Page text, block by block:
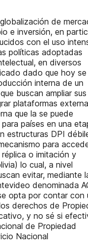
de
e inversión, en
con el uso
políticas adoptadas
en diversos
dado que hoy se
interna de un
buscan ampliar sus
plataformas
que la se puede
países en una
estructuras DPI
para
o imitación y
lo cual, a nivel
evitar, mediante
denominada
opta por contar con
derechos de
y no sé si
de Propiedad
Nacional